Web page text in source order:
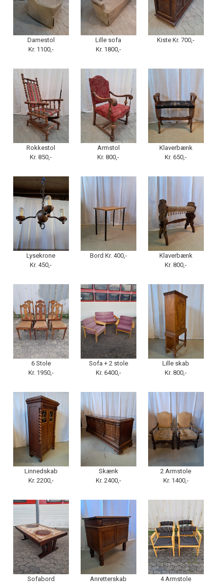
Damestol
Kr. 1100,-
Lille sofa
Kr. 1800,-
Kiste Kr. 700,-
Rokkestol
Kr. 850,-
Armstol
Kr. 800,-
Klaverbænk
Kr. 650,-
Lysekrone
Kr. 450,-
Bord Kr. 400,-
Klaverbænk
Kr. 800,-
6 Stole
Kr. 1950,-
Sofa + 2 stole
Kr. 6400,-
Lille skab
Kr. 800,-
Linnedskab
Kr. 2200,-
Skænk
Kr. 2400,-
2 Armstole
Kr. 1400,-
Sofabord
Anretterskab
4 Armstole